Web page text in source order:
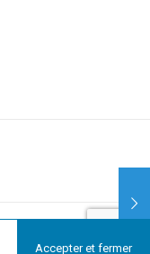
Accepter et fermer